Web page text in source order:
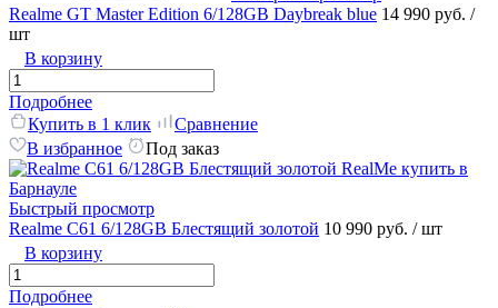
Realme GT Master Edition 6/128GB Daybreak blue 14 990 руб. /
шт
В корзину
Подробнее
Купить в 1 клик
Сравнение
В избранное
Под заказ
Быстрый просмотр
Realme C61 6/128GB Блестящий золотой 10 990 руб. / шт
В корзину
Подробнее